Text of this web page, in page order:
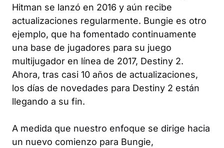
Hitman se lanzó en 2016 y aún recibe
actualizaciones regularmente. Bungie es otro
ejemplo, que ha fomentado continuamente
una base de jugadores para su juego
multijugador en línea de 2017, Destiny 2.
Ahora, tras casi 10 años de actualizaciones,
los días de novedades para Destiny 2 están
llegando a su fin.
A medida que nuestro enfoque se dirige hacia
un nuevo comienzo para Bungie,